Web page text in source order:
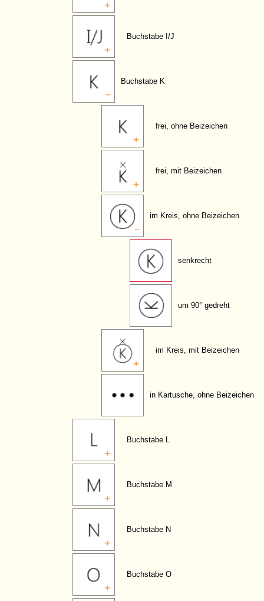
Buchstabe I/J
Buchstabe K
frei, ohne Beizeichen
frei, mit Beizeichen
im Kreis, ohne Beizeichen
senkrecht
um 90° gedreht
im Kreis, mit Beizeichen
in Kartusche, ohne Beizeichen
Buchstabe L
Buchstabe M
Buchstabe N
Buchstabe O